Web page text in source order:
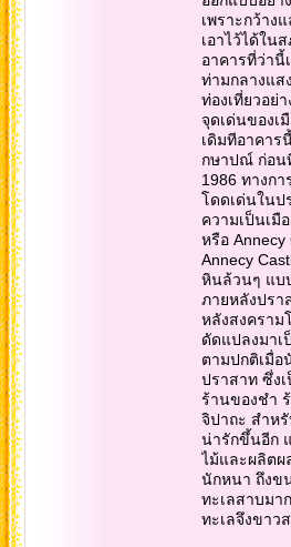
เพราะกว้าง
เอาไว้ได้ใน
อาคารที่ว่านี้
ท่ามกลางแส
ท่องเที่ยวอย่
จุดเด่นของเ
เดิมทีอาคาร
กษาปณ์ ก่อน
1986 ทางก
โดดเด่นในป
ความเป็นเมื
หรือ Annecy
Annecy
หินล้วนๆ แบ
ภายหลังปรา
หลังสงคราม
ดัดแปลงมา
ตามปกติเมื่อ
ปราสาท ซึ่ง
ร้านของชำ
จิปาถะ สำห
น่ารักขึ้นอีก
ไม้และผลิตผ
นักหนา ถึงข
ทะเลสาบมา
ทะเลจึงขาว